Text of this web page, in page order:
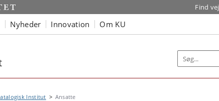
Find vej
Nyheder Innovation Om KU
Institut Ansatte